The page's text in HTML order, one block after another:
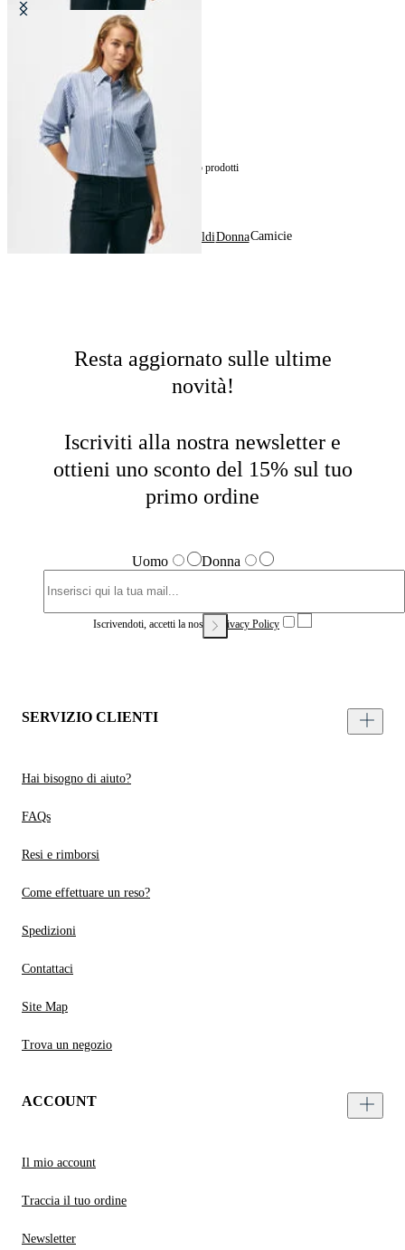
Camicia Cropped a Righe in
Popeline di Cotone
15prodotti
Home SaldiDonnaCamicie
Resta aggiornato sulle ultime
novità!
Iscriviti alla nostra newsletter e
ottieni uno sconto del 15% sul tuo
primo ordine
Uomo Donna
Iscrivendoti, accetti la nostraPrivacy Policy
SERVIZIO CLIENTI
Hai bisogno di aiuto?
FAQs
Resi e rimborsi
Come effettuare un reso?
Spedizioni
Contattaci
Site Map
Trova un negozio
ACCOUNT
Il mio account
Traccia il tuo ordine
Newsletter